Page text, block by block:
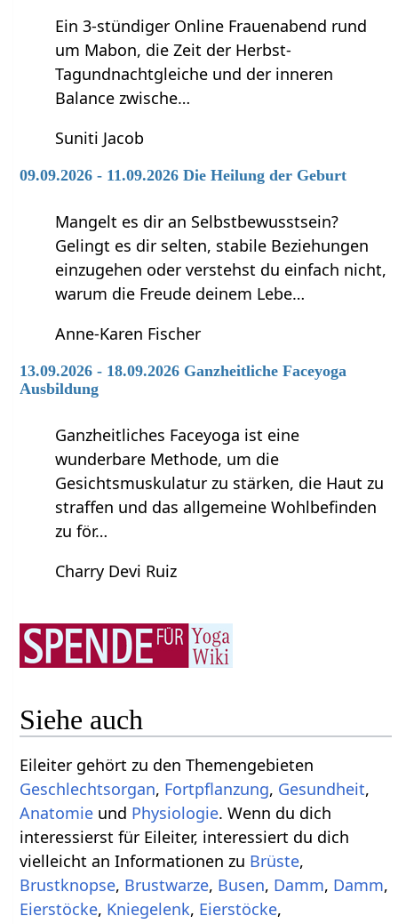
Ein 3-stündiger Online Frauenabend rund
um Mabon, die Zeit der Herbst-
Tagundnachtgleiche und der inneren
Balance zwische…
Suniti Jacob
09.09.2026 - 11.09.2026 Die Heilung der Geburt
Mangelt es dir an Selbstbewusstsein?
Gelingt es dir selten, stabile Beziehungen
einzugehen oder verstehst du einfach nicht,
warum die Freude deinem Lebe…
Anne-Karen Fischer
13.09.2026 - 18.09.2026 Ganzheitliche Faceyoga
Ausbildung
Ganzheitliches Faceyoga ist eine
wunderbare Methode, um die
Gesichtsmuskulatur zu stärken, die Haut zu
straffen und das allgemeine Wohlbefinden
zu för…
Charry Devi Ruiz
Siehe auch
Eileiter gehört zu den Themengebieten
Geschlechtsorgan, Fortpflanzung, Gesundheit,
Anatomie und Physiologie. Wenn du dich
interessierst für Eileiter, interessiert du dich
vielleicht an Informationen zu Brüste,
Brustknopse, Brustwarze, Busen, Damm, Damm,
Eierstöcke, Kniegelenk, Eierstöcke,